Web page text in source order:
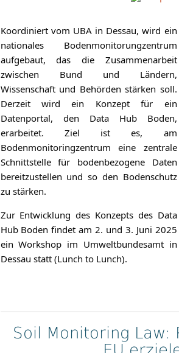
Koordiniert vom UBA in Dessau, wird ein
nationales Bodenmonitorungzentrum
aufgebaut, das die Zusammenarbeit
zwischen Bund und Ländern,
Wissenschaft und Behörden stärken soll.
Derzeit wird ein Konzept für ein
Datenportal, den Data Hub Boden,
erarbeitet. Ziel ist es, am
Bodenmonitoringzentrum eine zentrale
Schnittstelle für bodenbezogene Daten
bereitzustellen und so den Bodenschutz
zu stärken.
Zur Entwicklung des Konzepts des Data
Hub Boden findet am 2. und 3. Juni 2025
ein Workshop im Umweltbundesamt in
Dessau statt (Lunch to Lunch).
Soil Monitoring Law: